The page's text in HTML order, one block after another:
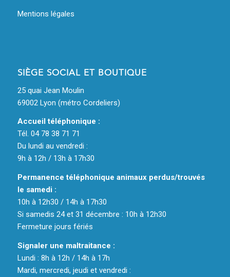
Mentions légales
SIÈGE SOCIAL ET BOUTIQUE
25 quai Jean Moulin
69002 Lyon (métro Cordeliers)
Accueil téléphonique :
Tél. 04 78 38 71 71
Du lundi au vendredi :
9h à 12h / 13h à 17h30
Permanence téléphonique animaux perdus/trouvés
le samedi :
10h à 12h30 / 14h à 17h30
Si samedis 24 et 31 décembre : 10h à 12h30
Fermeture jours fériés
Signaler une maltraitance :
Lundi : 8h à 12h / 14h à 17h
Mardi, mercredi, jeudi et vendredi :